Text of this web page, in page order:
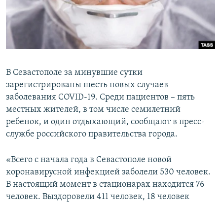
ПОБЕДИТЕЛЕЙ НЕ СУДЯТ?
КРЫМ.НЕПОКОРЕННЫЙ
ПРИСОЕДИНЯЙТЕСЬ!
Все сайты RFE/RL
В Севастополе за минувшие сутки
зарегистрированы шесть новых случаев
заболевания COVID-19. Среди пациентов – пять
местных жителей, в том числе семилетний
ребенок, и один отдыхающий, сообщают в пресс-
службе российского правительства города.
«Всего с начала года в Севастополе новой
коронавирусной инфекцией заболели 530 человек.
В настоящий момент в стационарах находится 76
человек. Выздоровели 411 человек, 18 человек